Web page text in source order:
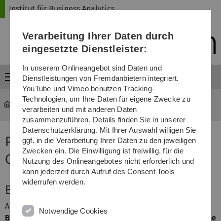
Direkt
Direkt
Direkt
(Sprache,
Drucken,
Media)
Direkt
Direkt
Institut für Business Analytics
Menü
Publikationen
Publikationen Dr. Andreas
Obermeier
Bücher
Andreas Obermeier:
Big Data (Quality) Analytics – Contributions to the
Verarbeitung Ihrer Daten durch
eingesetzte Dienstleister:
In unserem Onlineangebot sind Daten und
Dienstleistungen von Fremdanbietern integriert.
YouTube und Vimeo benutzen Tracking-
Technologien, um Ihre Daten für eigene Zwecke zu
verarbeiten und mit anderen Daten
zusammenzuführen. Details finden Sie in unserer
Datenschutzerklärung. Mit Ihrer Auswahl willigen Sie
ggf. in die Verarbeitung Ihrer Daten zu den jeweiligen
Zwecken ein. Die Einwilligung ist freiwillig, für die
Nutzung des Onlineangebotes nicht erforderlich und
kann jederzeit durch Aufruf des Consent Tools
widerrufen werden.
Notwendige Cookies